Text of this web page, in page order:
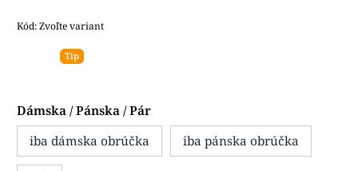
Kód:Zvoľte variant
Tip
Dámska / Pánska / Pár
iba dámska obrúčka
iba pánska obrúčka